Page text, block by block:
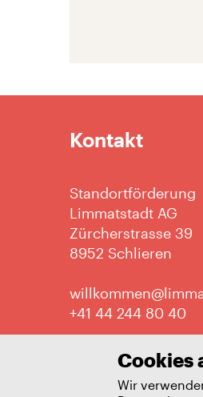
Kontakt
Standortförderung
Limmatstadt AG
Zürcherstrasse 39
8952 Schlieren
+41 44 244 80 40
Cookies
Wir